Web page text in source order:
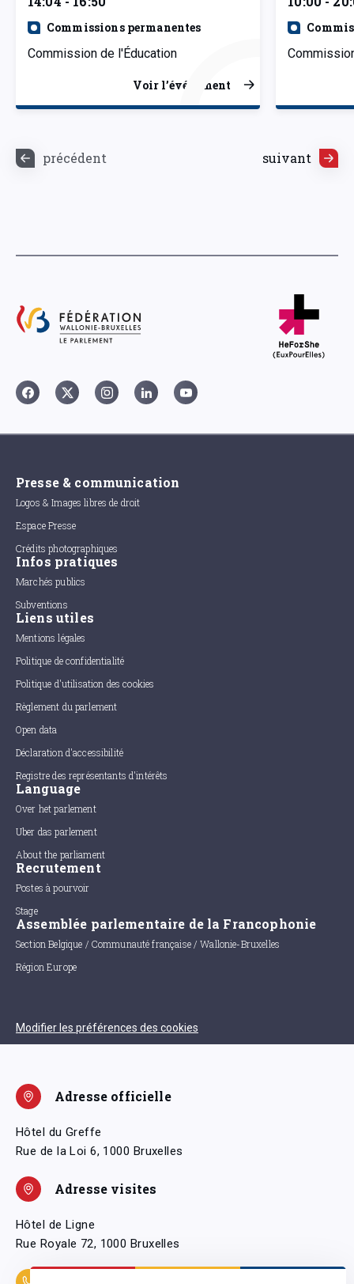
Commissions permanentes
Commission de l'Éducation
Voir l’événement
précédent suivant
Presse & communication
Logos & Images libres de droit
Espace Presse
Crédits photographiques
Infos pratiques
Marchés publics
Subventions
Liens utiles
Mentions légales
Politique de confidentialité
Politique d'utilisation des cookies
Règlement du parlement
Open data
Déclaration d'accessibilité
Registre des représentants d'intérêts
Language
Over het parlement
Uber das parlement
About the parliament
Recrutement
Postes à pourvoir
Stage
Assemblée parlementaire de la Francophonie
Section Belgique / Communauté française / Wallonie-Bruxelles
Région Europe
Modifier les préférences des cookies
Adresse officielle
Hôtel du Greffe
Rue de la Loi 6, 1000 Bruxelles
Adresse visites
Hôtel de Ligne
Rue Royale 72, 1000 Bruxelles